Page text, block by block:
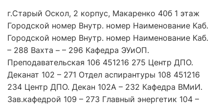
г.Старый Оскол, 2 корпус, Макаренко 40б 1 этаж
Городской номер Внутр. номер Наименование Каб.
Городской номер Внутр. номер Наименование Каб.
– 288 Вахта – – 296 Кафедра ЭУиОП.
Преподавательская 106 451216 275 Центр ДПО.
Деканат 102 – 271 Отдел аспирантуры 108 451216
234 Центр ДПО. Декан 102А – 232 Кафедра ВМиИ.
Зав.кафедрой 109 – 273 Главный энергетик 104 –